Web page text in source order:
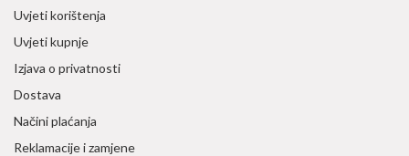
Uvjeti korištenja
Uvjeti kupnje
Izjava o privatnosti
Dostava
Načini plaćanja
Reklamacije i zamjene